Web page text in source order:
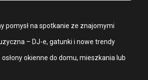
pomysł na spotkanie ze znajomymi
– DJ-e, gatunki i nowe trendy
okienne do domu, mieszkania lub